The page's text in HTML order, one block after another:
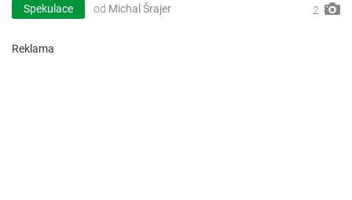
Spekulace od Michal Šrajer 2
Reklama